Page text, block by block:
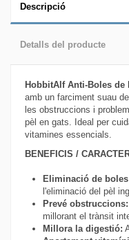
Descripció
Detalls del producte
HobbitAlf Anti-Boles de
amb un farciment suau
les obstruccions i
pèl en gats. Ideal per
vitamines essencials.
BENEFICIS /
Eliminació de
l'eliminació del pèl
Prevé obstruccions:
millorant el trànsit
Millora la digestió: